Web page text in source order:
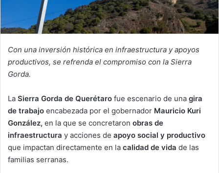
Con una inversión histórica en infraestructura y apoyos
productivos, se refrenda el compromiso con la Sierra
Gorda.
La Sierra Gorda de Querétaro fue escenario de una gira
de trabajo encabezada por el gobernador Mauricio Kuri
González, en la que se concretaron obras de
infraestructura y acciones de apoyo social y productivo
que impactan directamente en la calidad de vida de las
familias serranas.